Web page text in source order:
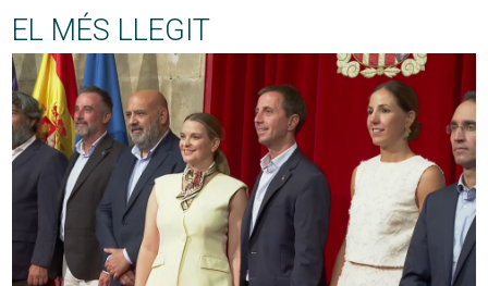
EL MÉS LLEGIT